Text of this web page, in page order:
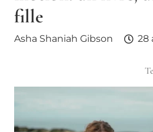
fille
Asha Shaniah Gibson 28